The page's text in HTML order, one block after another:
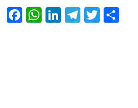
Facebook
WhatsApp
LinkedIn
Telegram
Twitter